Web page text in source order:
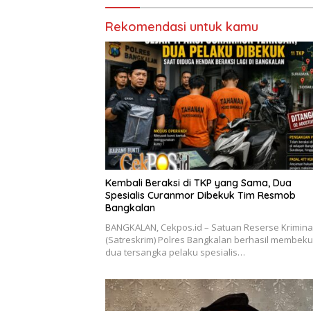
Rekomendasi untuk kamu
Kembali Beraksi di TKP yang Sama, Dua
Spesialis Curanmor Dibekuk Tim Resmob
Bangkalan
BANGKALAN, Cekpos.id – Satuan Reserse
(Satreskrim) Polres Bangkalan berhasil
dua tersangka pelaku spesialis…